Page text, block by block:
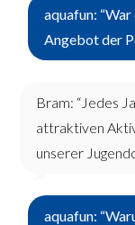
aquafun:
Angebot der
Bram: “Jedes
attraktiven
unserer
aquafun: